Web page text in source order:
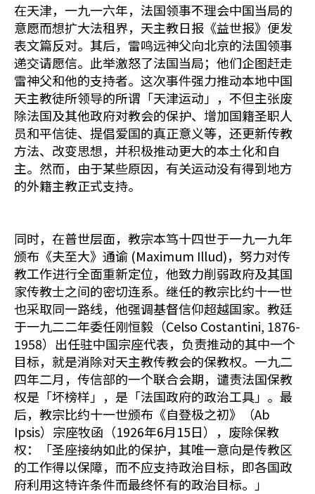
在天津，一九一六年，法国领事不理会中国当局的
意愿而想扩大法租界，天主教日报《益世报》便发
表文篇反对。其后，雷鸣远神父向北京的法国领事
递交请愿信。此举激怒了法国当局；他们企图赶走
雷神父和他的支持者。这次事件强力推动本地中国
天主教徒所领导的所谓「天津运动」，不但主张废
除法国及其他政府对教会的保护、增加国籍圣职人
员和平信徒、提倡爱国的真正意义等，还更新传教
方法、改变思想，并积极推动更大的本土化和自
主。然而，由于某些原因，有关运动没有得到地方
的外籍主教正式支持。
同时，在普世层面，教宗本笃十四世于一九一九年
颁布《夫至大》通谕 (Maximum Illud)，努力对传
教工作进行全面重新定位，他致力削弱政府及其国
家传教士之间的密切连系。继任的教宗比约十一世
也采取同一路线，他强调基督信仰超越国家。教廷
于一九二二年委任刚恒毅（Celso Costantini, 1876-
1958）出任驻中国宗座代表，负责推动的其中一个
目标，就是消除对天主教传教会的保教权。一九二
四年二月，传信部的一个联合会期，谴责法国保教
权是「坏榜样」，是「法国政府的政治工具」。最
后，教宗比约十一世颁布《自登极之初》（Ab
Ipsis）宗座牧函（1926年6月15日），废除保教
权：「圣座接纳如此的保护，其唯一意向是传教区
的工作得以保障，而不应支持政治目标，即各国政
府利用这特许条件而最终怀有的政治目标。」